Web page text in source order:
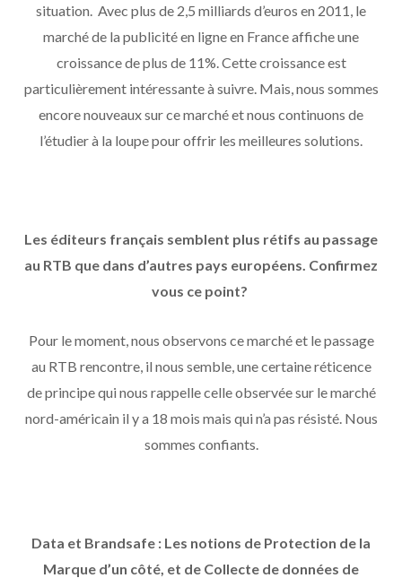
situation. Avec plus de 2,5 milliards d’euros en 2011, le
marché de la publicité en ligne en France affiche une
croissance de plus de 11%. Cette croissance est
particulièrement intéressante à suivre. Mais, nous sommes
encore nouveaux sur ce marché et nous continuons de
l’étudier à la loupe pour offrir les meilleures solutions.
Les éditeurs français semblent plus rétifs au passage
au RTB que dans d’autres pays européens. Confirmez
vous ce point?
Pour le moment, nous observons ce marché et le passage
au RTB rencontre, il nous semble, une certaine réticence
de principe qui nous rappelle celle observée sur le marché
nord-américain il y a 18 mois mais qui n’a pas résisté. Nous
sommes confiants.
Data et Brandsafe : Les notions de Protection de la
Marque d’un côté, et de Collecte de données de